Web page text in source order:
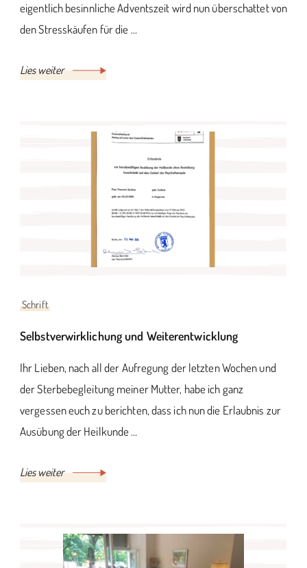
eigentlich besinnliche Adventszeit wird nun überschattet von
den Stresskäufen für die …
Lies weiter
Schrift
Selbstverwirklichung und Weiterentwicklung
Ihr Lieben, nach all der Aufregung der letzten Wochen und
der Sterbebegleitung meiner Mutter, habe ich ganz
vergessen euch zu berichten, dass ich nun die Erlaubnis zur
Ausübung der Heilkunde …
Lies weiter